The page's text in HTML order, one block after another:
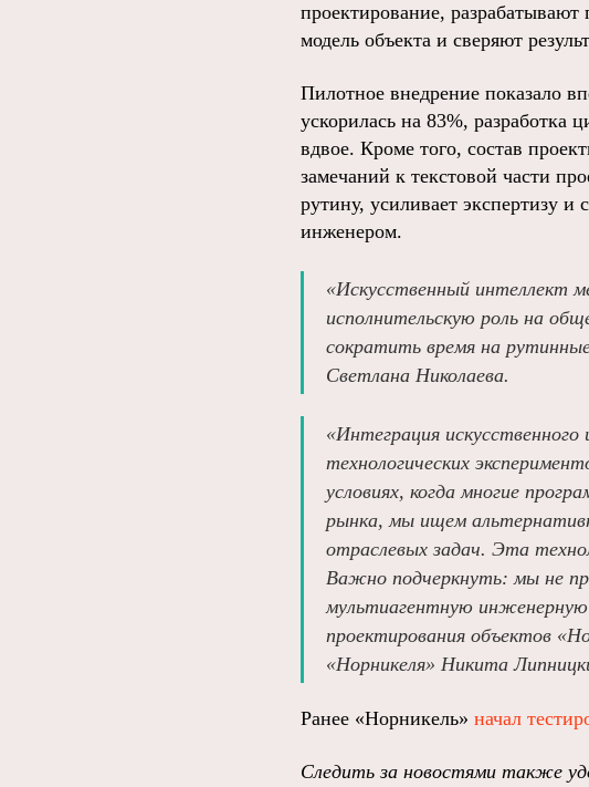
проектирование,
модель объекта и сверяют
Пилотное внедрение показало
ускорилась на 83%, разработка
вдвое. Кроме того, состав
замечаний к текстовой части
рутину, усиливает экспертизу и
инженером.
«Искусственный интеллект
исполнительскую роль на
сократить время на
Светлана Николаева.
«Интеграция
технологических
условиях, когда многие
рынка, мы ищем
отраслевых задач. Эта
Важно подчеркнуть: мы не
мультиагентную
проектирования объектов
«Норникеля» Никита
Ранее «Норникель» начал
Следить за новостями также